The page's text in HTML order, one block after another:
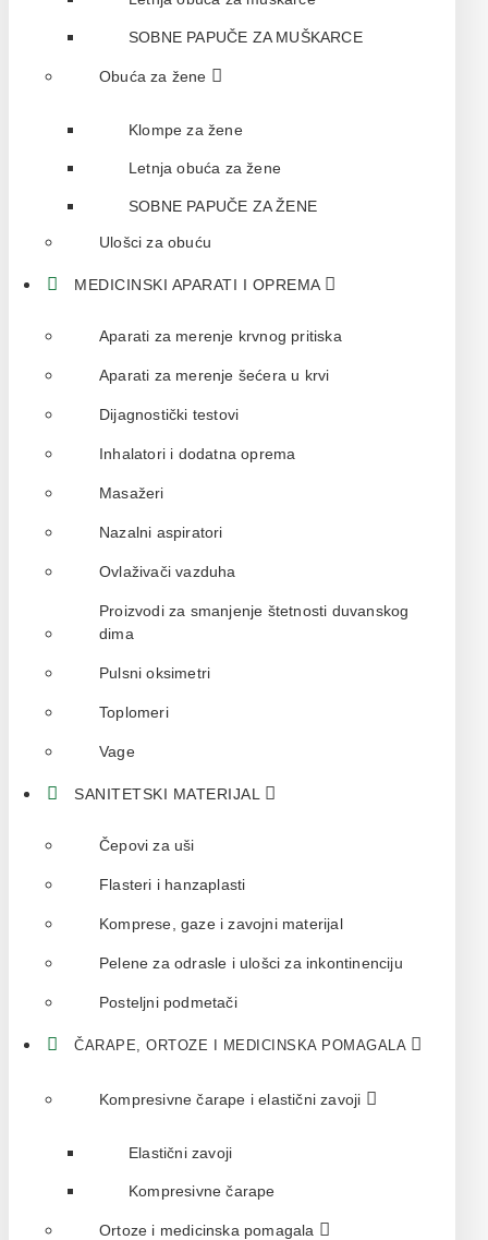
SOBNE PAPUČE ZA MUŠKARCE
Obuća za žene
Klompe za žene
Letnja obuća za žene
SOBNE PAPUČE ZA ŽENE
Ulošci za obuću
MEDICINSKI APARATI I OPREMA
Aparati za merenje krvnog pritiska
Aparati za merenje šećera u krvi
Dijagnostički testovi
Inhalatori i dodatna oprema
Masažeri
Nazalni aspiratori
Ovlaživači vazduha
Proizvodi za smanjenje štetnosti duvanskog
dima
Pulsni oksimetri
Toplomeri
Vage
SANITETSKI MATERIJAL
Čepovi za uši
Flasteri i hanzaplasti
Komprese, gaze i zavojni materijal
Pelene za odrasle i ulošci za inkontinenciju
Posteljni podmetači
ČARAPE, ORTOZE I MEDICINSKA POMAGALA
Kompresivne čarape i elastični zavoji
Elastični zavoji
Kompresivne čarape
Ortoze i medicinska pomagala